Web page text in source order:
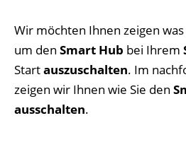
Wir möchten Ihnen zeigen
um den Smart Hub bei Ihrem
Startauszuschalten. Im
zeigen wir Ihnen wie Sie den
ausschalten.